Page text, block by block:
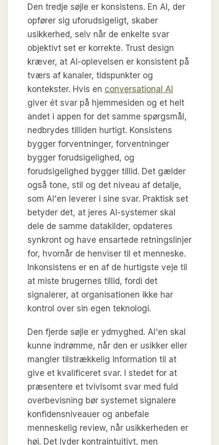
Den tredje søjle er konsistens. En AI, der
opfører sig uforudsigeligt, skaber
usikkerhed, selv når de enkelte svar
objektivt set er korrekte. Trust design
kræver, at AI-oplevelsen er konsistent på
tværs af kanaler, tidspunkter og
kontekster. Hvis en conversational AI
giver ét svar på hjemmesiden og et helt
andet i appen for det samme spørgsmål,
nedbrydes tilliden hurtigt. Konsistens
bygger forventninger, forventninger
bygger forudsigelighed, og
forudsigelighed bygger tillid. Det gælder
også tone, stil og det niveau af detalje,
som AI'en leverer i sine svar. Praktisk set
betyder det, at jeres AI-systemer skal
dele de samme datakilder, opdateres
synkront og have ensartede retningslinjer
for, hvornår de henviser til et menneske.
Inkonsistens er en af de hurtigste veje til
at miste brugernes tillid, fordi det
signalerer, at organisationen ikke har
kontrol over sin egen teknologi.
Den fjerde søjle er ydmyghed. AI'en skal
kunne indrømme, når den er usikker eller
mangler tilstrækkelig information til at
give et kvalificeret svar. I stedet for at
præsentere et tvivlsomt svar med fuld
overbevisning bør systemet signalere
konfidensniveauer og anbefale
menneskelig review, når usikkerheden er
høj. Det lyder kontraintuitivt, men